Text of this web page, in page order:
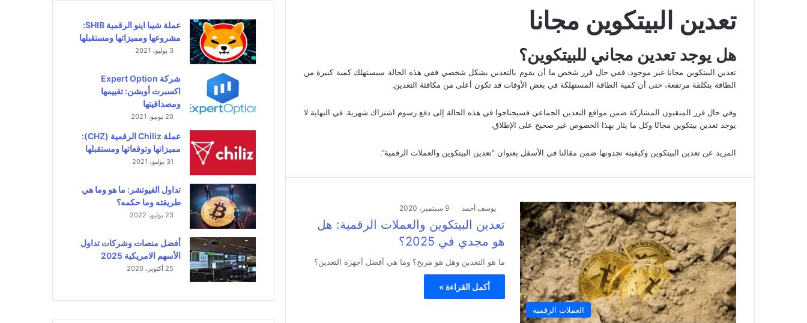
تعدين البيتكوين مجانا
هل يوجد تعدين مجاني للبيتكوين؟
تعدين البيتكوين مجانا غير موجود، ففي حال قرر شخص ما أن يقوم بالتعدين بشكل شخصي ففي هذه الحالة سيستهلك كمية كبيرة من
الطاقة بتكلفة مرتفعة، حتى أن كمية الطاقة المستهلكة في بعض الأوقات قد تكون أعلى من مكافئة التعدين.
وفي حال قرر المنقبون المشاركة ضمن مواقع التعدين الجماعي فسيحتاجوا في هذه الحالة إلى دفع رسوم اشتراك شهرية. في النهاية لا
يوجد تعدين بيتكوين مجانًا وكل ما يثار بهذا الخصوص غير صحيح على الإطلاق.
المزيد عن تعدين البيتكوين وكيفيته تجدونها ضمن مقالنا في الأسفل بعنوان “تعدين البيتكوين والعملات الرقمية”.
العملات الرقمية
يوسف أحمد 9 سبتمبر، 2020
تعدين البيتكوين والعملات الرقمية: هل
هو مجدي في 2025؟
ما هو التعدين وهل هو مربح؟ وما هي أفضل أجهزة التعدين؟
أكمل القراءة »
عملة شيبا اينو الرقمية SHIB:
مشروعها ومميزاتها ومستقبلها
3 يوليو، 2021
شركة Expert Option
اكسبرت أوبشن: تقييمها
ومصداقيتها
20 يونيو، 2021
عملة Chiliz الرقمية (CHZ):
مميزاتها وتوقعاتها ومستقبلها
31 يوليو، 2021
تداول الفيوتشر: ما هو وما هي
طريقته وما حكمه؟
23 يوليو، 2022
أفضل منصات وشركات تداول
الأسهم الامريكية 2025
25 أكتوبر، 2020